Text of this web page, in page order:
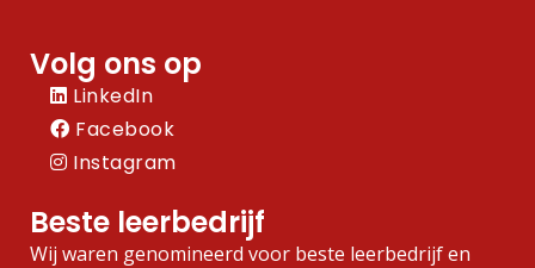
Volg ons op
LinkedIn
Facebook
Instagram
Beste leerbedrijf
Wij waren genomineerd voor beste leerbedrijf en